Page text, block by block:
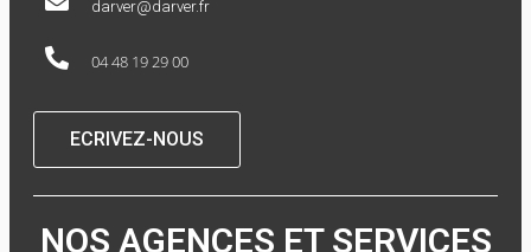
darver@darver.fr
04 48 19 29 00
ECRIVEZ-NOUS
NOS AGENCES ET SERVICES